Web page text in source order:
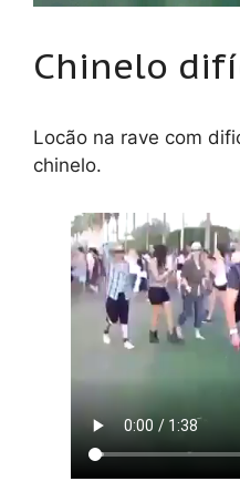
Chinelo
Locão na rave com
chinelo.